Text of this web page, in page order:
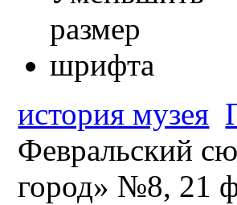
история музея
Февральский
город» №8, 21